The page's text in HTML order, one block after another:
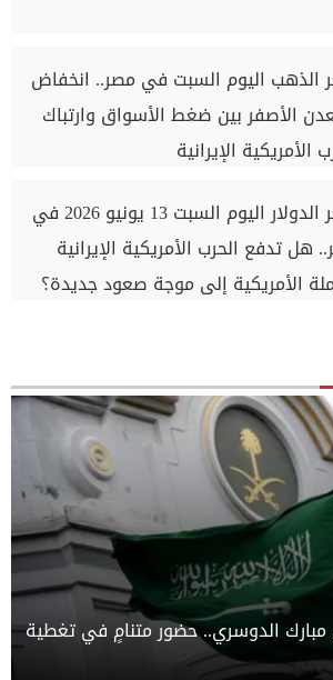
الذهب اليوم السبت في مصر.. انخفاض
الأصفر بين ضغط الأسواق وارتباك
الأمريكية الإيرانية
سعر الدولار اليوم السبت 13 يونيو 2026 في
هل تدفع الحرب الأمريكية الإيرانية
الأمريكية إلى موجة صعود جديدة؟
الدوسري.. حضور متنامٍ في تغطية